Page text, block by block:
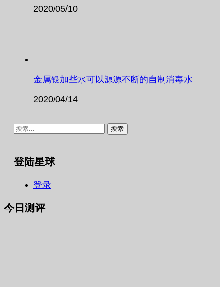
2020/05/10
金属银加些水可以源源不断的自制消毒水
2020/04/14
搜
登陆星球
登录
今日测评